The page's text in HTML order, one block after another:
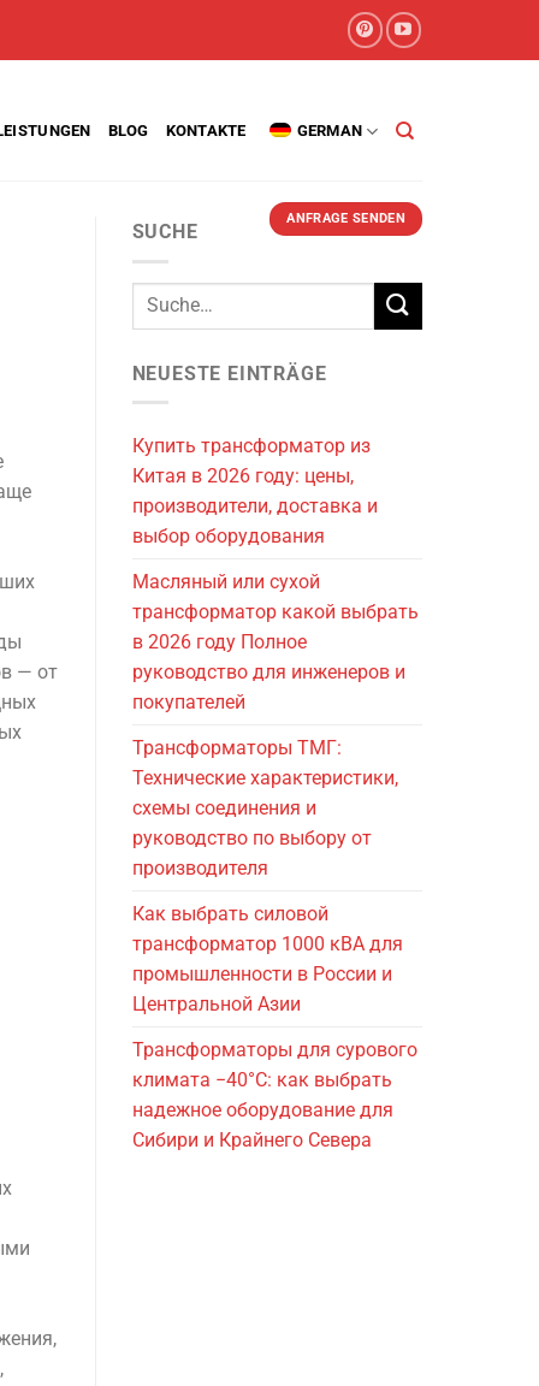
BLOG KONTAKTE GERMAN
ANFRAGE SENDEN
— от
SUCHE
NEUESTE EINTRÄGE
Купить трансформатор из
Китая в 2026 году: цены,
производители, доставка и
выбор оборудования
Масляный или сухой
трансформатор какой выбрать
в 2026 году Полное
руководство для инженеров и
покупателей
Трансформаторы ТМГ:
Технические характеристики,
схемы соединения и
руководство по выбору от
производителя
Как выбрать силовой
трансформатор 1000 кВА для
промышленности в России и
Центральной Азии
Трансформаторы для сурового
климата −40°C: как выбрать
надежное оборудование для
Сибири и Крайнего Севера